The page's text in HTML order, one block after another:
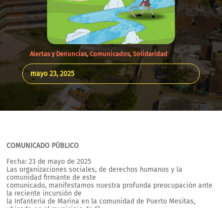
Alertas y Denuncias, Comunicados,Solidaridad
mayo 23, 2025
COMUNICADO PÚBLICO
Fecha: 23 de mayo de 2025
Las organizaciones sociales, de derechos humanos y la
comunidad firmante de este
comunicado, manifestamos nuestra profunda preocupación ante
la reciente incursión de
la Infantería de Marina en la comunidad de Puerto Mesitas,